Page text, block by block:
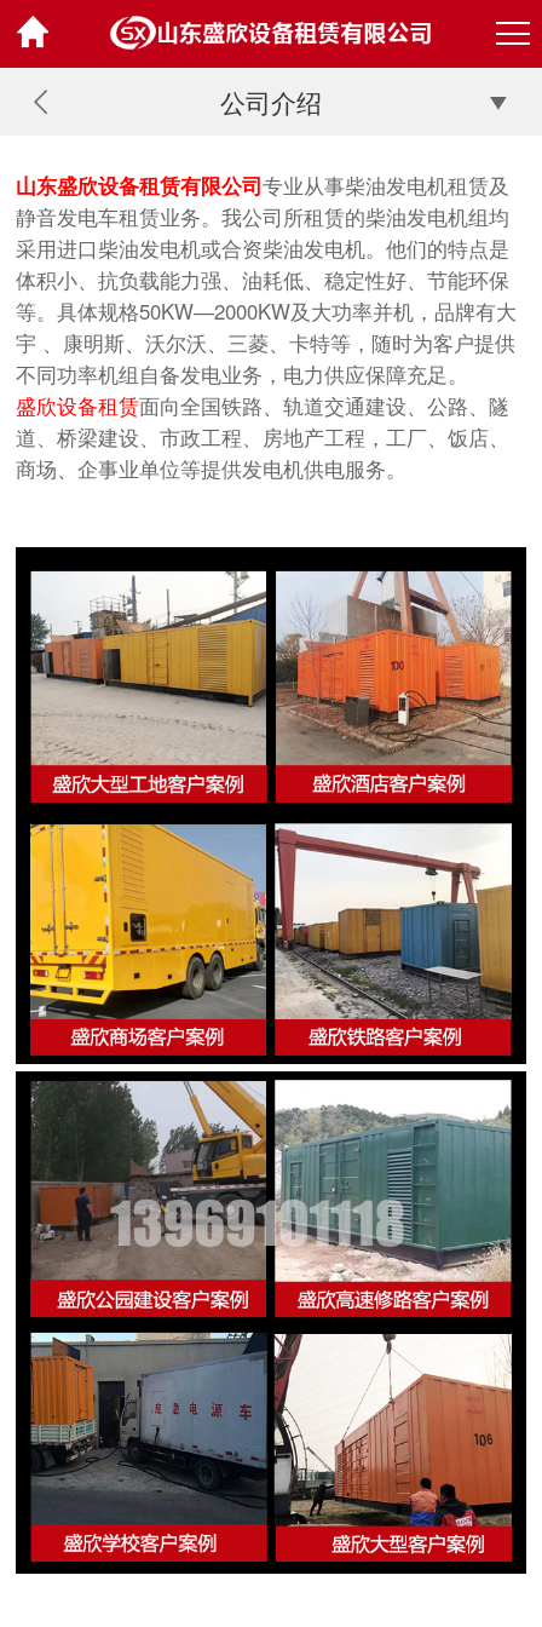
公司介绍
山东盛欣设备租赁有限公司专业从事柴油发电机租赁及
静音发电车租赁业务。我公司所租赁的柴油发电机组均
采用进口柴油发电机或合资柴油发电机。他们的特点是
体积小、抗负载能力强、油耗低、稳定性好、节能环保
等。具体规格50KW―2000KW及大功率并机，品牌有大
宇 、康明斯、沃尔沃、三菱、卡特等，随时为客户提供
不同功率机组自备发电业务，电力供应保障充足。
盛欣设备租赁面向全国铁路、轨道交通建设、公路、隧
道、桥梁建设、市政工程、房地产工程，工厂、饭店、
商场、企事业单位等提供发电机供电服务。